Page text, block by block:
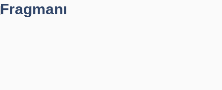
Fragmanı